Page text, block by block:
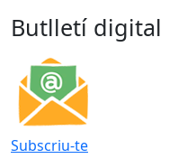
Butlletí digital
Subscriu-te